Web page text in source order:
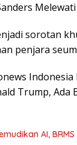
sorotan
penjara
Trump, Ada
AI,